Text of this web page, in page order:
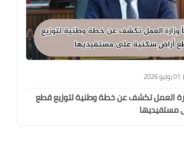
01 يوليو 2026
العمل تكشف عن خطة وطنية لتوزيع قطع
مستفيديها